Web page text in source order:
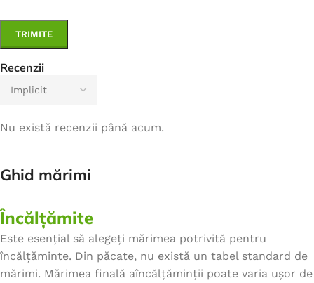
Recenzii
Nu există recenzii până acum.
Ghid mărimi
Încălțămite
Este esențial să alegeți mărimea potrivită pentru
încălțăminte. Din păcate, nu există un tabel standard de
mărimi. Mărimea finală aîncălțăminții poate varia ușor de